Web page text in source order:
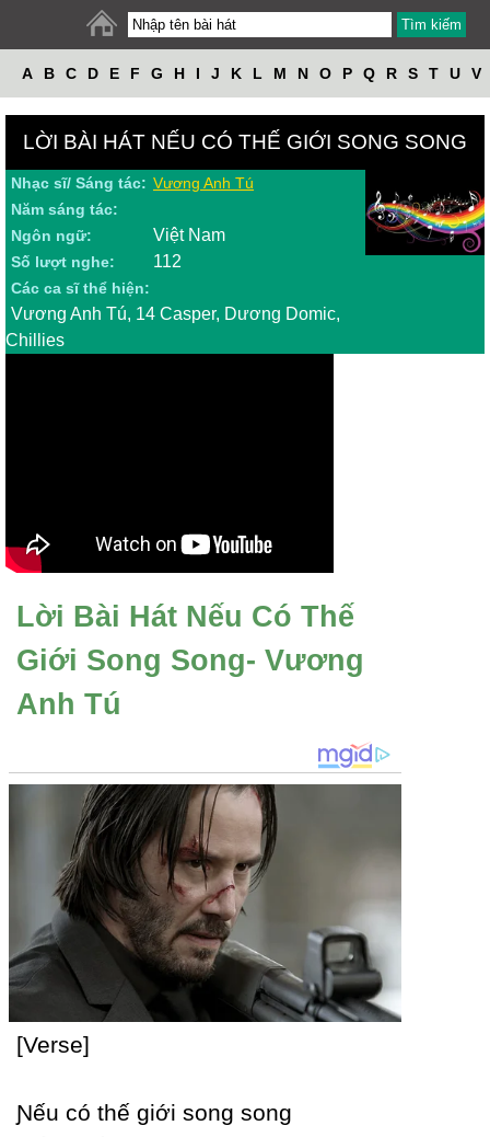
A B C D E F G H I J K L M N O P Q R S T U V
LỜI BÀI HÁT NẾU CÓ THẾ GIỚI SONG SONG
Nhạc sĩ/ Sáng tác: Vương Anh Tú
Năm sáng tác:
Ngôn ngữ:
Việt Nam
Số lượt nghe: 112
Các ca sĩ thể hiện:
Vương Anh Tú, 14 Casper, Dương Domic,
Chillies
Lời Bài Hát Nếu Có Thế
Giới Song Song- Vương
Anh Tú
[Verse]
Ɲếu có thế giới song song